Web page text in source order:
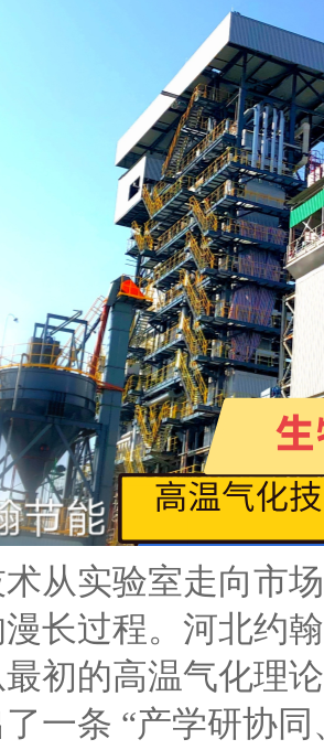
从实验室走向市
长过程。河北约
初的高温气化理
一条 “产学研协